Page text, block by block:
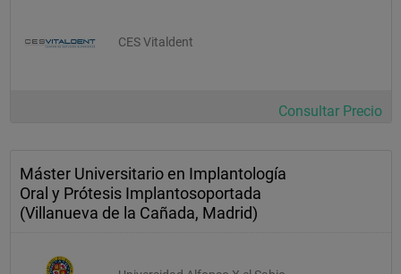
CES Vitaldent
Consultar Precio
Máster Universitario en Implantología
Oral y Prótesis Implantosoportada
(Villanueva de la Cañada, Madrid)